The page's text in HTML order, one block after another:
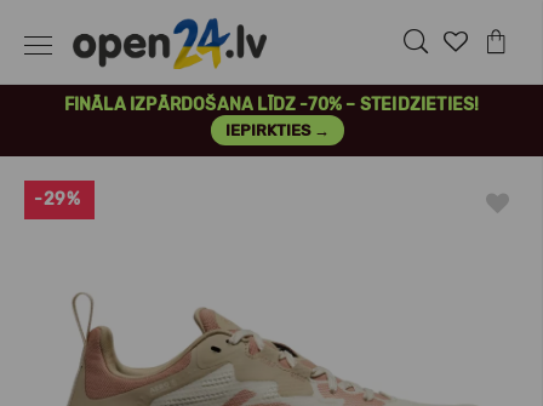
FINĀLA IZPĀRDOŠANA LĪDZ -70% – STEIDZIETIES!
IEPIRKTIES →
-29%